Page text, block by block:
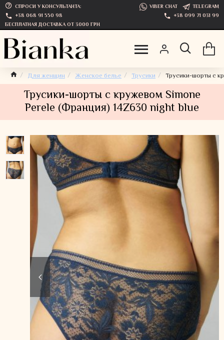
СПРОСИ У КОНСУЛЬТАНТА: VIBER CHAT
TELEGRAM
+38 068 91 550 98
+38 099 71 031 99
БЕСПЛАТНАЯ ДОСТАВКА ОТ 3000 ГРН
Для женщин Женское белье Трусики Трусики-шорты с
Трусики-шорты с кружевом Simone
Perele (Франция) 14Z630 night blue